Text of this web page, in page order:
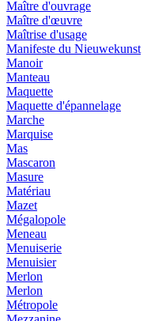
Maître d'ouvrage
Maître d'œuvre
Maîtrise d'usage
Manifeste du Nieuwekunst
Manoir
Manteau
Maquette
Maquette d'épannelage
Marche
Marquise
Mas
Mascaron
Masure
Matériau
Mazet
Mégalopole
Meneau
Menuiserie
Menuisier
Merlon
Merlon
Métropole